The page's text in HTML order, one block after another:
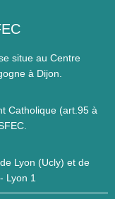
situe au Centre
à Dijon.
Catholique (art.95 à
Lyon (Ucly) et de
Lyon 1